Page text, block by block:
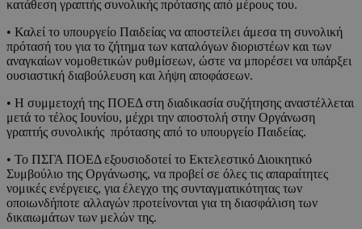
κατάθεση γραπτής συνολικής πρότασης από μέρους του.
• Καλεί το υπουργείο Παιδείας να αποστείλει άμεσα τη συνολική
πρότασή του για το ζήτημα των καταλόγων διοριστέων και των
αναγκαίων νομοθετικών ρυθμίσεων, ώστε να μπορέσει να υπάρξει
ουσιαστική διαβούλευση και λήψη αποφάσεων.
• Η συμμετοχή της ΠΟΕΔ στη διαδικασία συζήτησης αναστέλλεται
μετά το τέλος Ιουνίου, μέχρι την αποστολή στην Οργάνωση
γραπτής συνολικής πρότασης από το υπουργείο Παιδείας.
• Το ΠΣΓΑ ΠΟΕΔ εξουσιοδοτεί το Εκτελεστικό Διοικητικό
Συμβούλιο της Οργάνωσης, να προβεί σε όλες τις απαραίτητες
νομικές ενέργειες, για έλεγχο της συνταγματικότητας των
οποιωνδήποτε αλλαγών προτείνονται για τη διασφάλιση των
δικαιωμάτων των μελών της.